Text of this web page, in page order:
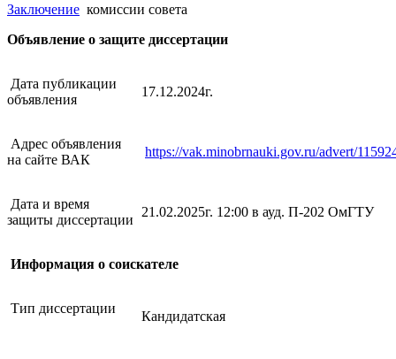
Заключение комиссии совета
Объявление о защите диссертации
Дата публикации
объявления
17.12.2024г.
Адрес объявления
на сайте ВАК
https://vak.minobrnauki.gov.ru/advert/
Дата и время
защиты диссертации
21.02.2025г. 12:00 в ауд. П-202 ОмГТУ
Информация о соискателе
Тип диссертации
Кандидатская